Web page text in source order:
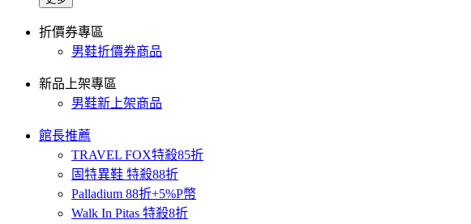
折價券專區
男鞋折價券商品
新品上架專區
男鞋新上架商品
館長推薦
TRAVEL FOX特殺85折
固特異鞋 特殺88折
Palladium 88折+5%P幣
Walk In Pitas 特殺8折